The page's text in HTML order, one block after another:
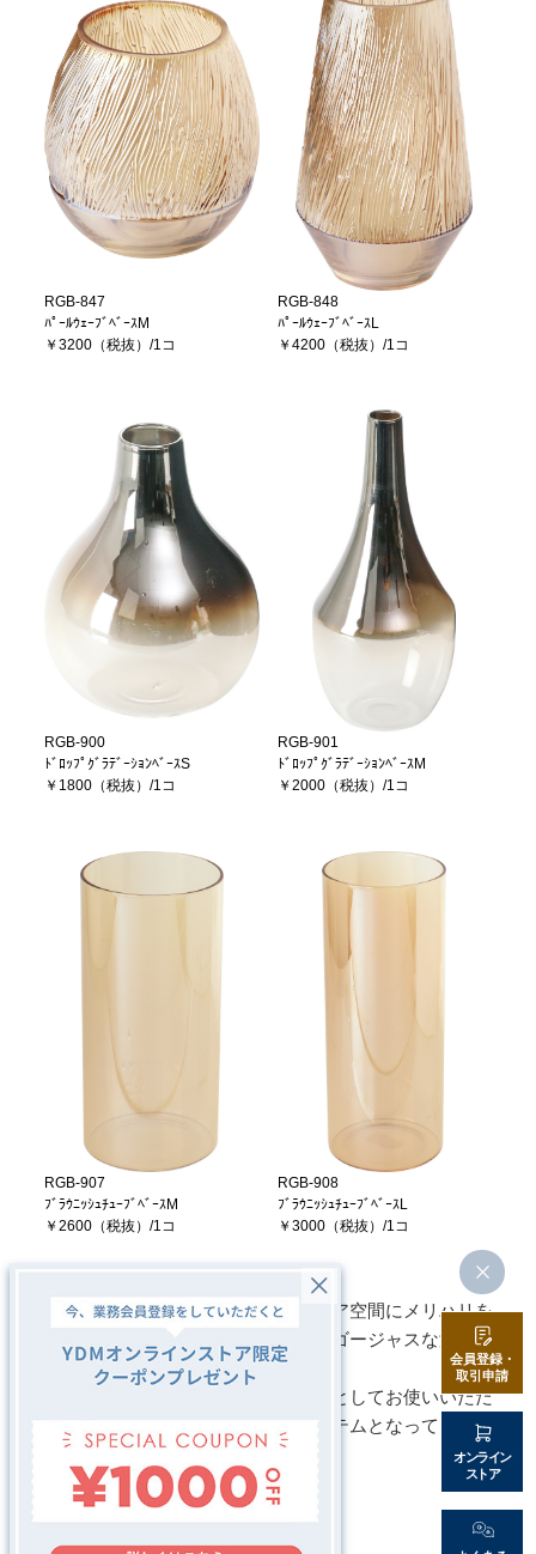
RGB-847
ﾊﾟｰﾙｳｪｰﾌﾞﾍﾞｰｽM
￥3200（税抜）/1コ
RGB-848
ﾊﾟｰﾙｳｪｰﾌﾞﾍﾞｰｽL
￥4200（税抜）/1コ
RGB-900
ﾄﾞﾛｯﾌﾟｸﾞﾗﾃﾞｰｼｮﾝﾍﾞｰｽS
￥1800（税抜）/1コ
RGB-901
ﾄﾞﾛｯﾌﾟｸﾞﾗﾃﾞｰｼｮﾝﾍﾞｰｽM
￥2000（税抜）/1コ
RGB-907
ﾌﾞﾗｳﾆｯｼｭﾁｭｰﾌﾞﾍﾞｰｽM
￥2600（税抜）/1コ
RGB-908
ﾌﾞﾗｳﾆｯｼｭﾁｭｰﾌﾞﾍﾞｰｽL
￥3000（税抜）/1コ
個性的な花との相性がよく、インテリア空間にメリハリを
つけることで、よりラグジュアリーでゴージャスな演出が
可能となります。
また、花を飾らない場合でもオブジェとしてお使いいただ
けるので、とても使い勝手の良いアイテムとなっていま
会員登録・
取引申請
オンライン
ストア